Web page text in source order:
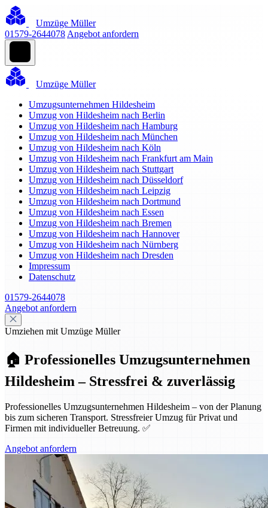
Umzüge Müller
01579-2644078 Angebot anfordern
Umzüge Müller
Umzugsunternehmen Hildesheim
Umzug von Hildesheim nach Berlin
Umzug von Hildesheim nach Hamburg
Umzug von Hildesheim nach München
Umzug von Hildesheim nach Köln
Umzug von Hildesheim nach Frankfurt am Main
Umzug von Hildesheim nach Stuttgart
Umzug von Hildesheim nach Düsseldorf
Umzug von Hildesheim nach Leipzig
Umzug von Hildesheim nach Dortmund
Umzug von Hildesheim nach Essen
Umzug von Hildesheim nach Bremen
Umzug von Hildesheim nach Hannover
Umzug von Hildesheim nach Nürnberg
Umzug von Hildesheim nach Dresden
Impressum
Datenschutz
01579-2644078
Angebot anfordern
Umziehen mit Umzüge Müller
🏠 Professionelles Umzugsunternehmen
Hildesheim – Stressfrei & zuverlässig
Professionelles Umzugsunternehmen Hildesheim – von der Planung
bis zum sicheren Transport. Stressfreier Umzug für Privat und
Firmen mit individueller Betreuung. ✅
Angebot anfordern